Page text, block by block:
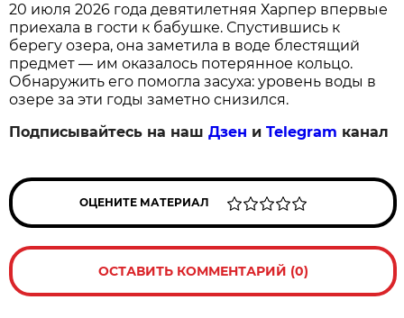
20 июля 2026 года девятилетняя Харпер впервые
приехала в гости к бабушке. Спустившись к
берегу озера, она заметила в воде блестящий
предмет — им оказалось потерянное кольцо.
Обнаружить его помогла засуха: уровень воды в
озере за эти годы заметно снизился.
Подписывайтесь на нашДзен иTelegram канал
ОЦЕНИТЕ МАТЕРИАЛ
ОСТАВИТЬ КОММЕНТАРИЙ (0)